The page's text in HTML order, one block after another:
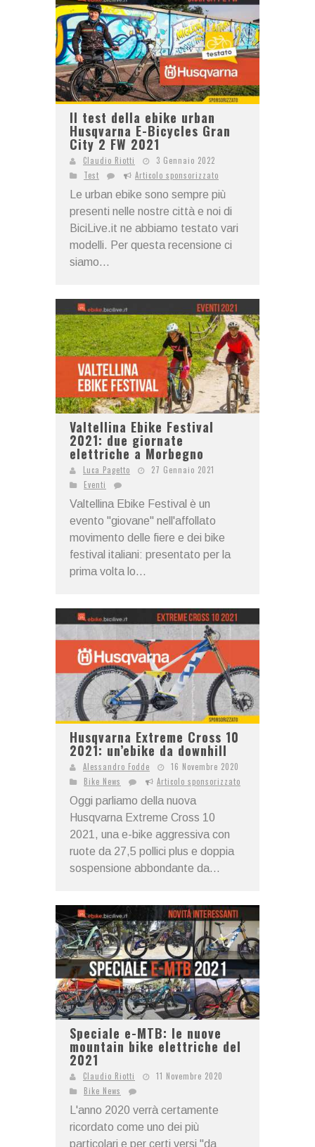
Il test della ebike urban
Husqvarna E-Bicycles Gran
City 2 FW 2021
Claudio Riotti
3 Gennaio 2022
Test
Articolo sponsorizzato
Le urban ebike sono sempre più
presenti nelle nostre città e noi di
BiciLive.it ne abbiamo testato vari
modelli. Per questa recensione ci
siamo...
Valtellina Ebike Festival
2021: due giornate
elettriche a Morbegno
Luca Pagetto
27 Gennaio 2021
Eventi
Valtellina Ebike Festival è un
evento "giovane" nell'affollato
movimento delle fiere e dei bike
festival italiani: presentato per la
prima volta lo...
Husqvarna Extreme Cross 10
2021: un’ebike da downhill
Alessandro Fodde
16 Novembre 2020
Bike News
Articolo sponsorizzato
Oggi parliamo della nuova
Husqvarna Extreme Cross 10
2021, una e-bike aggressiva con
ruote da 27,5 pollici plus e doppia
sospensione abbondante da...
Speciale e-MTB: le nuove
mountain bike elettriche del
2021
Claudio Riotti
11 Novembre 2020
Bike News
L'anno 2020 verrà certamente
ricordato come uno dei più
particolari e per certi versi "da